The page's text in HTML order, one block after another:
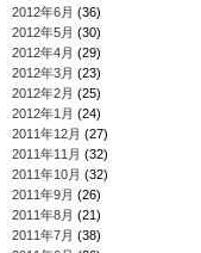
2012年6月 (36)
2012年5月 (30)
2012年4月 (29)
2012年3月 (23)
2012年2月 (25)
2012年1月 (24)
2011年12月 (27)
2011年11月 (32)
2011年10月 (32)
2011年9月 (26)
2011年8月 (21)
2011年7月 (38)